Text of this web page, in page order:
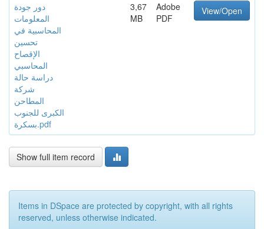
دور جودة
المعلومات
المحاسبية في
تحسين
الإقصاح
المحاسبي
دراسة حالة
شركة
المطاحن
الكبرى للجنوب
بسكرة.pdf
3,67
MB
Adobe
PDF
View/Open
Show full item record
Items in DSpace are protected by copyright, with all rights
reserved, unless otherwise indicated.